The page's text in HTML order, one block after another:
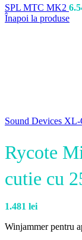
SPL MTC MK2
Înapoi la produse
Sound Devices
Rycote
cutie cu
1.481 lei
Winjammer pentru